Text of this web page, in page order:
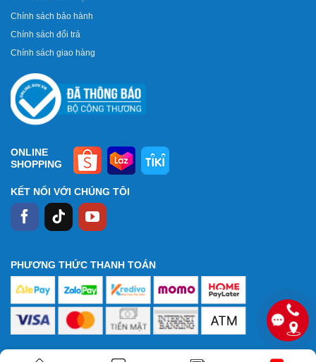
Chính sách bảo hành
Chính sách đổi trả
Chính sách giao hàng
ONLINE
SHOPPING
KẾT NỐI VỚI CHÚNG TÔI
PHƯƠNG THỨC THANH TOÁN